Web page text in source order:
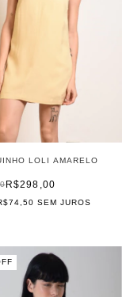
LOLI AMARELO
R$298,00
SEM JUROS